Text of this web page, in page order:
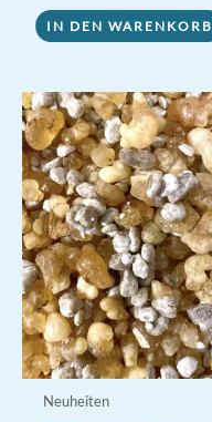
IN DEN WARENKORB
Neuheiten